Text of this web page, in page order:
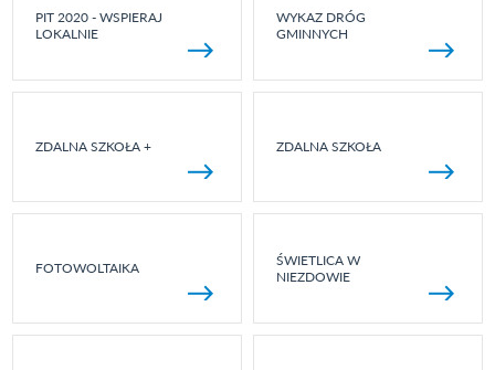
PIT 2020 - WSPIERAJ
LOKALNIE
WYKAZ DRÓG
GMINNYCH
ZDALNA SZKOŁA + ZDALNA SZKOŁA
FOTOWOLTAIKA
ŚWIETLICA W
NIEZDOWIE